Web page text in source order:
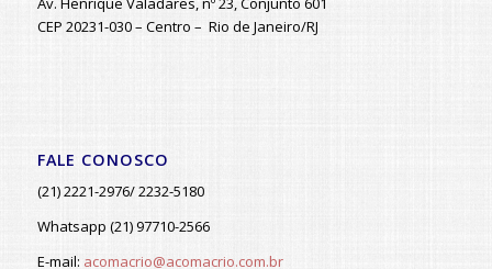
CEP 20231-030 – Centro – Rio de Janeiro/RJ
FALE CONOSCO
(21) 2221-2976/ 2232-5180
Whatsapp (21) 97710-2566
E-mail: acomacrio@acomacrio.com.br